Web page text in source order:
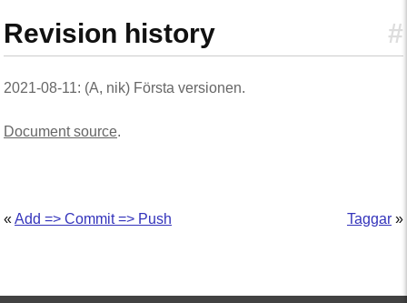
#
Revision history
2021-08-11: (A, nik) Första versionen.
Document source.
Taggar»
«Add => Commit => Push